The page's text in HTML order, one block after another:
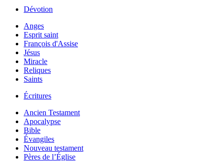
Dévotion
Anges
Esprit saint
François d'Assise
Jésus
Miracle
Reliques
Saints
Écritures
Ancien Testament
Apocalypse
Bible
Évangiles
Nouveau testament
Pères de l’Église